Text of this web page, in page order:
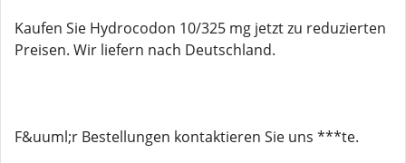
Kaufen Sie Hydrocodon 10/325 mg jetzt zu reduzierten
Preisen. Wir liefern nach Deutschland.
F&uuml;r Bestellungen kontaktieren Sie uns ***te.